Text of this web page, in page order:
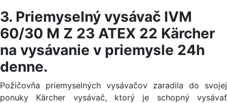
3. Priemyselný vysávač IVM
60/30 M Z 23 ATEX 22 Kärcher
na vysávanie v priemysle 24h
denne.
Požičovňa priemyselných vysávačov zaradila do svojej
ponuky Kärcher vysávač, ktorý je schopný vysávať